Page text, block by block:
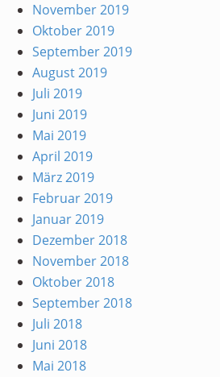
November 2019
Oktober 2019
September 2019
August 2019
Juli 2019
Juni 2019
Mai 2019
April 2019
März 2019
Februar 2019
Januar 2019
Dezember 2018
November 2018
Oktober 2018
September 2018
Juli 2018
Juni 2018
Mai 2018